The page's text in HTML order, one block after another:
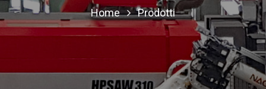
Home Prodotti